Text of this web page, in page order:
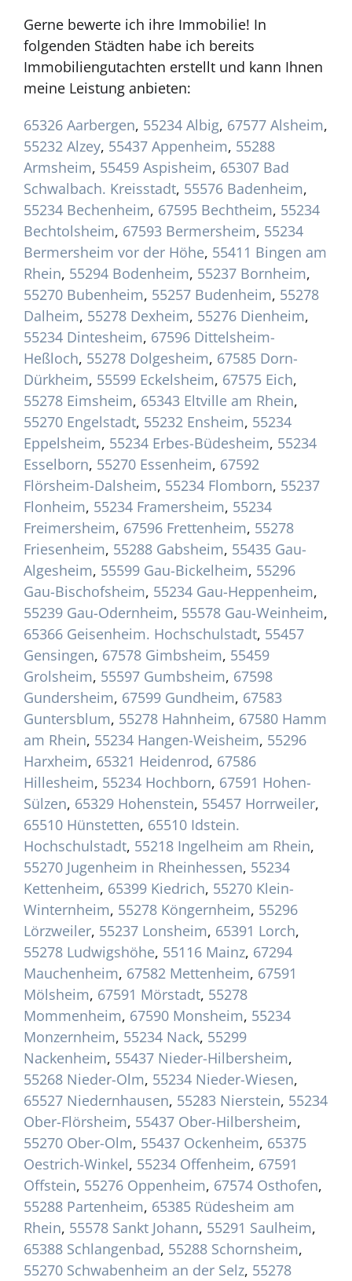
Gerne bewerte ich ihre Immobilie! In
folgenden Städten habe ich bereits
Immobiliengutachten erstellt und kann Ihnen
meine Leistung anbieten:
65326 Aarbergen, 55234 Albig, 67577 Alsheim,
55232 Alzey, 55437 Appenheim, 55288
Armsheim, 55459 Aspisheim, 65307 Bad
Schwalbach. Kreisstadt, 55576 Badenheim,
55234 Bechenheim, 67595 Bechtheim, 55234
Bechtolsheim, 67593 Bermersheim, 55234
Bermersheim vor der Höhe, 55411 Bingen am
Rhein, 55294 Bodenheim, 55237 Bornheim,
55270 Bubenheim, 55257 Budenheim, 55278
Dalheim, 55278 Dexheim, 55276 Dienheim,
55234 Dintesheim, 67596 Dittelsheim-
Heßloch, 55278 Dolgesheim, 67585 Dorn-
Dürkheim, 55599 Eckelsheim, 67575 Eich,
55278 Eimsheim, 65343 Eltville am Rhein,
55270 Engelstadt, 55232 Ensheim, 55234
Eppelsheim, 55234 Erbes-Büdesheim, 55234
Esselborn, 55270 Essenheim, 67592
Flörsheim-Dalsheim, 55234 Flomborn, 55237
Flonheim, 55234 Framersheim, 55234
Freimersheim, 67596 Frettenheim, 55278
Friesenheim, 55288 Gabsheim, 55435 Gau-
Algesheim, 55599 Gau-Bickelheim, 55296
Gau-Bischofsheim, 55234 Gau-Heppenheim,
55239 Gau-Odernheim, 55578 Gau-Weinheim,
65366 Geisenheim. Hochschulstadt, 55457
Gensingen, 67578 Gimbsheim, 55459
Grolsheim, 55597 Gumbsheim, 67598
Gundersheim, 67599 Gundheim, 67583
Guntersblum, 55278 Hahnheim, 67580 Hamm
am Rhein, 55234 Hangen-Weisheim, 55296
Harxheim, 65321 Heidenrod, 67586
Hillesheim, 55234 Hochborn, 67591 Hohen-
Sülzen, 65329 Hohenstein, 55457 Horrweiler,
65510 Hünstetten, 65510 Idstein.
Hochschulstadt, 55218 Ingelheim am Rhein,
55270 Jugenheim in Rheinhessen, 55234
Kettenheim, 65399 Kiedrich, 55270 Klein-
Winternheim, 55278 Köngernheim, 55296
Lörzweiler, 55237 Lonsheim, 65391 Lorch,
55278 Ludwigshöhe, 55116 Mainz, 67294
Mauchenheim, 67582 Mettenheim, 67591
Mölsheim, 67591 Mörstadt, 55278
Mommenheim, 67590 Monsheim, 55234
Monzernheim, 55234 Nack, 55299
Nackenheim, 55437 Nieder-Hilbersheim,
55268 Nieder-Olm, 55234 Nieder-Wiesen,
65527 Niedernhausen, 55283 Nierstein, 55234
Ober-Flörsheim, 55437 Ober-Hilbersheim,
55270 Ober-Olm, 55437 Ockenheim, 65375
Oestrich-Winkel, 55234 Offenheim, 67591
Offstein, 55276 Oppenheim, 67574 Osthofen,
55288 Partenheim, 65385 Rüdesheim am
Rhein, 55578 Sankt Johann, 55291 Saulheim,
65388 Schlangenbad, 55288 Schornsheim,
55270 Schwabenheim an der Selz, 55278